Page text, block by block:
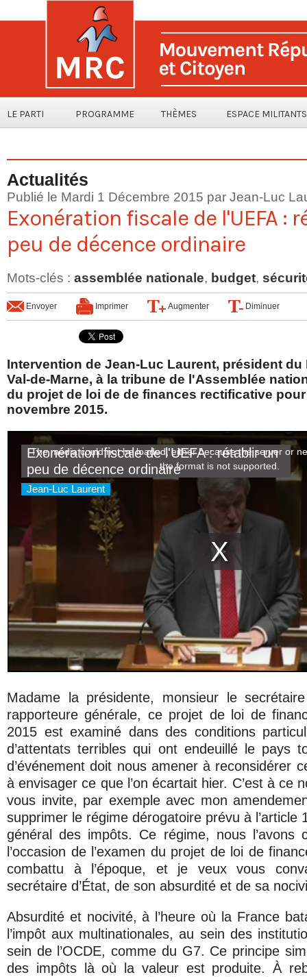
LE PARTI PROGRAMME THÈMES ESPACE MILITANTS
Actualités
Publié le Mardi 1 Décembre 2015 par Jean-Luc
Exonération fiscale de l'UEFA :
peu de décence ordinaire
Mots-clés : assemblée nationale, budget,
Envoyer Imprimer Augmenter Diminuer
Intervention de Jean-Luc Laurent, président du
Val-de-Marne, à la tribune de l'Assemblée
du projet de loi de de finances rectificative
novembre 2015.
Madame la présidente, monsieur le
rapporteure générale, ce projet de loi de
2015 est examiné dans des conditions
d’attentats terribles qui ont endeuillé le pays
d’événement doit nous amener à reconsidérer
à envisager ce que l’on écartait hier. C’est à ce
vous invite, par exemple avec mon
supprimer le régime dérogatoire prévu à l’article
général des impôts. Ce régime, nous
l’occasion de l’examen du projet de loi de
combattu à l’époque, et je veux vous
secrétaire d’État, de son absurdité et de sa
Absurdité et nocivité, à l’heure où la France
l’impôt aux multinationales, au sein des
sein de l’OCDE, comme du G7. Ce principe
des impôts là où la valeur est produite. À